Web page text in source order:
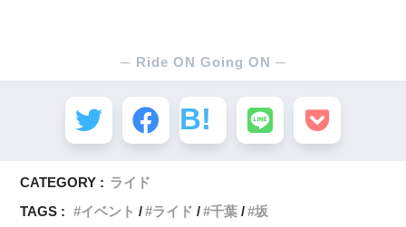
CATEGORY : ライド
TAGS :
イベント ライド 千葉 坂